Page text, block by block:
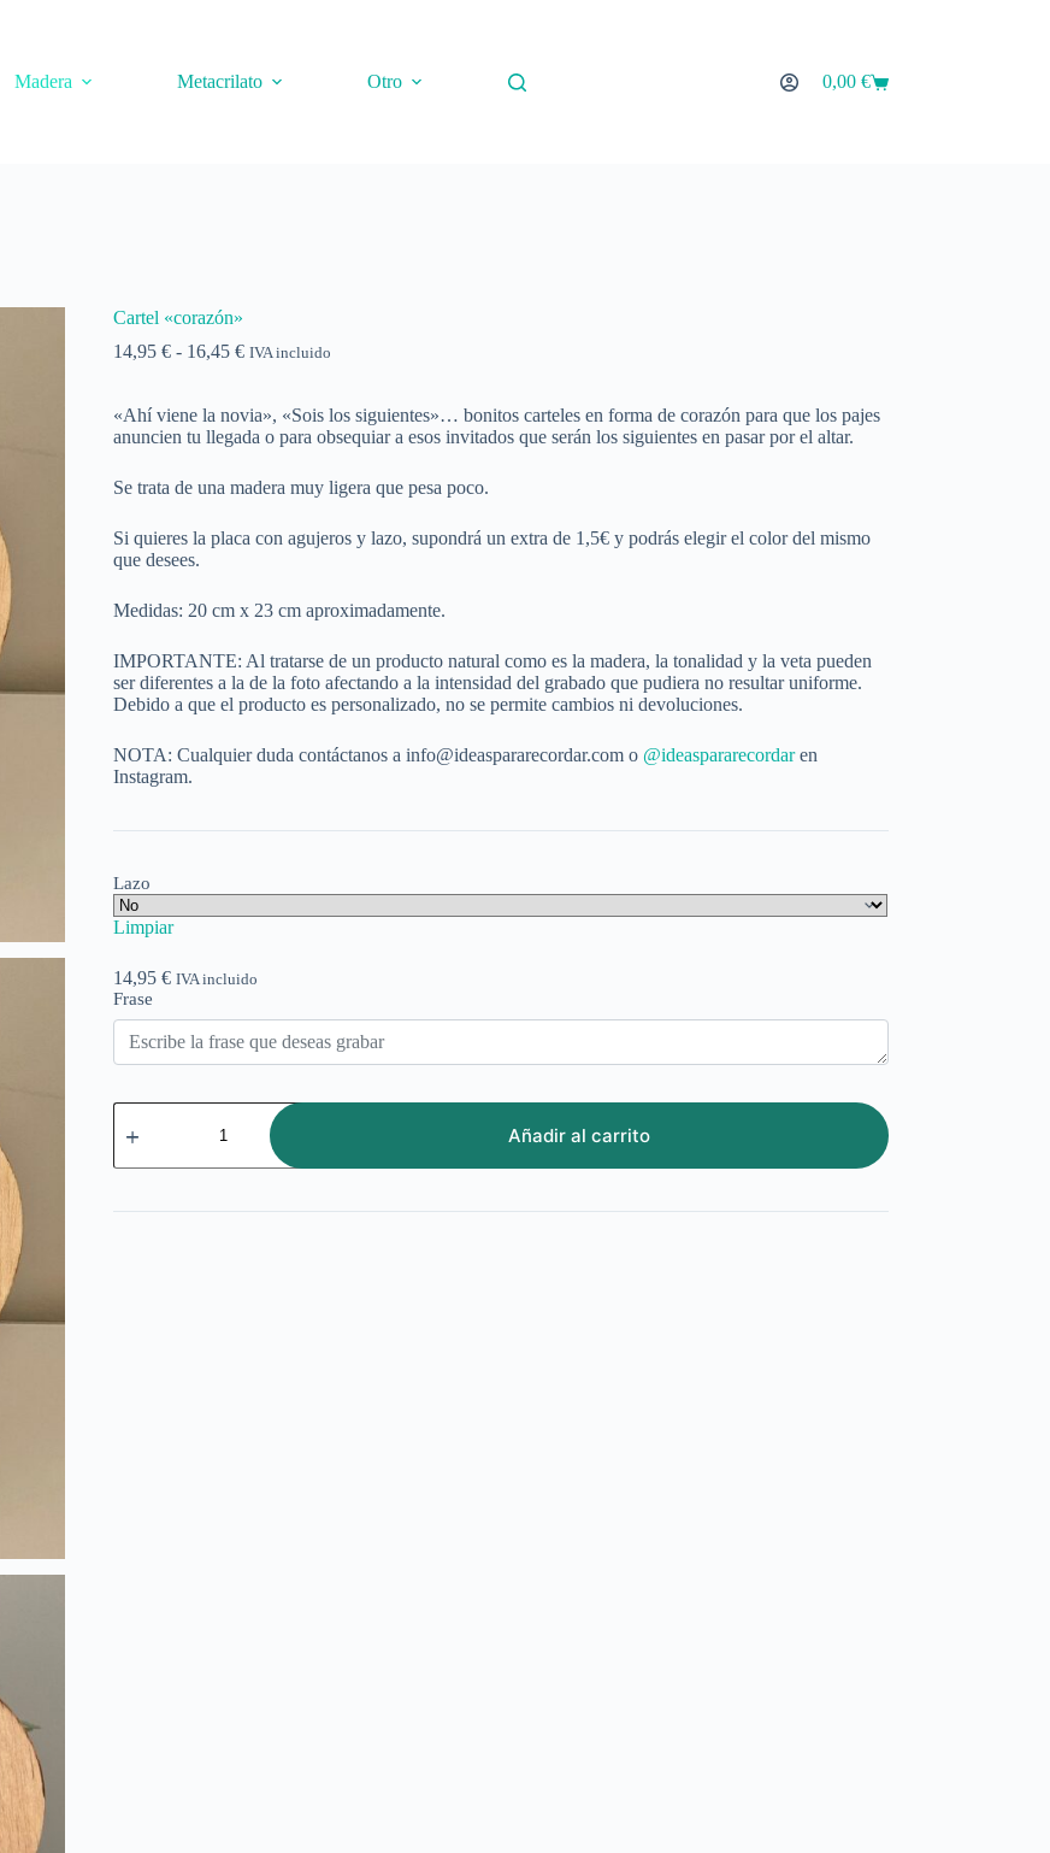
Madera Metacrilato Otro
Carro
0,00 €
Cartel «corazón»
14,95€ - 16,45€Rango
desde
14,95 €
16,45 €
IVA incluido
«Ahí viene la novia», «Sois los siguientes»… bonitos carteles en forma de corazón para que los pajes
anuncien tu llegada o para obsequiar a esos invitados que serán los siguientes en pasar por el altar.
Se trata de una madera muy ligera que pesa poco.
Si quieres la placa con agujeros y lazo, supondrá un extra de 1,5€ y podrás elegir el color del mismo
que desees.
Medidas: 20 cm x 23 cm aproximadamente.
IMPORTANTE: Al tratarse de un producto natural como es la madera, la tonalidad y la veta pueden
ser diferentes a la de la foto afectando a la intensidad del grabado que pudiera no resultar uniforme.
Debido a que el producto es personalizado, no se permite cambios ni devoluciones.
NOTA: Cualquier duda contáctanos a info@ideaspararecordar.com o @ideaspararecordaren
Instagram.
Lazo
Limpiar
14,95€ IVA incluido
Frase
Cartel
"corazón"
Añadir al carrito